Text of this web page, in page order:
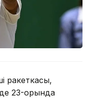
ракеткасы,
23-орында